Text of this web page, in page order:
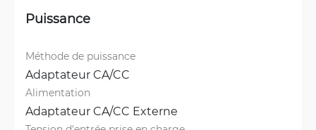
Puissance
Méthode de puissance
Adaptateur CA/CC
Alimentation
Adaptateur CA/CC Externe